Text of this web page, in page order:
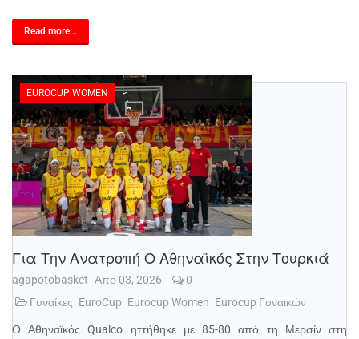
Read more...
EUROCUP WOMEN
Για Την Ανατροπή Ο Αθηναϊκός Στην Τουρκιά
agapotobasket Απρ 03, 2026
0
Γυναίκες EuroCup Eurocup Women Eurocup Γυναικών
Ο Αθηναϊκός Qualco ηττήθηκε με 85-80 από τη Μερσίν στη